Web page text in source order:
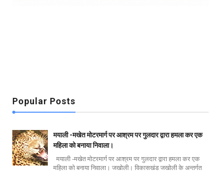
Popular Posts
मयाली -मखेत मोटरमार्ग पर आश्रम पर गुलदार द्वारा हमला कर एक
महिला को बनाया निवाला।
मयाली -मखेत मोटरमार्ग पर आश्रम पर गुलदार द्वारा हमला कर एक
महिला को बनाया निवाला। जखोली। विकासखंड जखोली के अन्तर्गत